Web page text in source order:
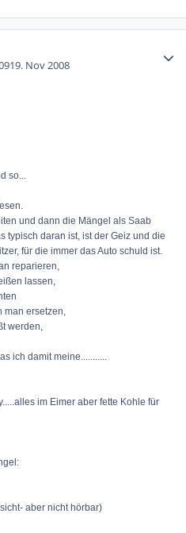
19. Nov 2008
so...
und dann die Mängel als Saab
typisch daran ist, ist der Geiz und die
für die immer das Auto schuld ist.
reparieren,
lassen,
man ersetzen,
werden,
ich damit meine...........
im Eimer aber fette Kohle für
aber nicht hörbar)